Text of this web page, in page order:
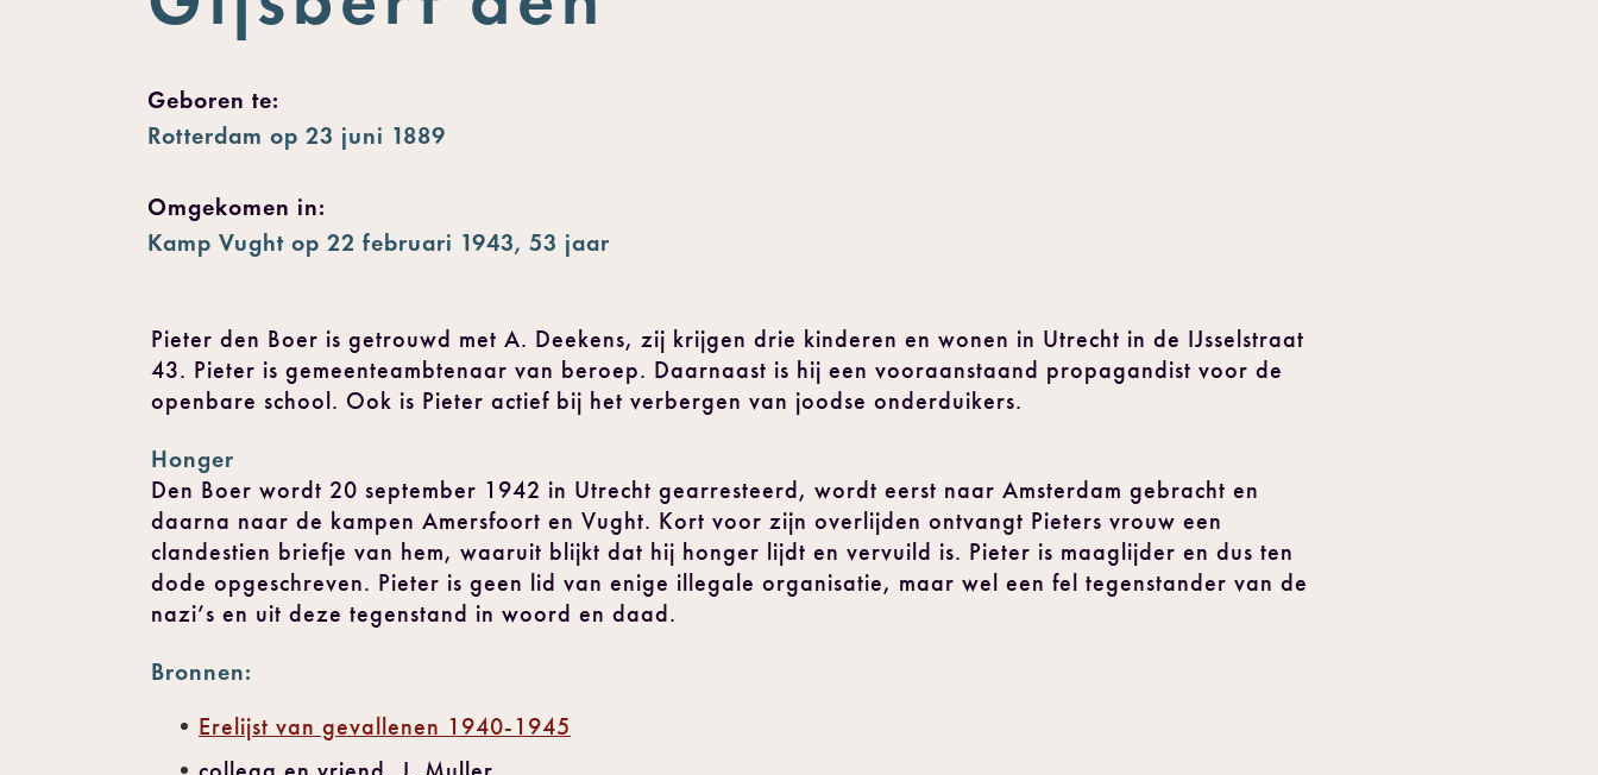
Geboren te:
Rotterdam op 23 juni 1889
Omgekomen in:
Kamp Vught op 22 februari 1943, 53 jaar
Pieter den Boer is getrouwd met A. Deekens, zij krijgen drie kinderen en wonen in Utrecht in de IJsselstraat
43. Pieter is gemeenteambtenaar van beroep. Daarnaast is hij een vooraanstaand propagandist voor de
openbare school. Ook is Pieter actief bij het verbergen van joodse onderduikers.
Honger
Den Boer wordt 20 september 1942 in Utrecht gearresteerd, wordt eerst naar Amsterdam gebracht en
daarna naar de kampen Amersfoort en Vught. Kort voor zijn overlijden ontvangt Pieters vrouw een
clandestien briefje van hem, waaruit blijkt dat hij honger lijdt en vervuild is. Pieter is maaglijder en dus ten
dode opgeschreven. Pieter is geen lid van enige illegale organisatie, maar wel een fel tegenstander van de
nazi’s en uit deze tegenstand in woord en daad.
Bronnen:
Erelijst van gevallenen 1940-1945